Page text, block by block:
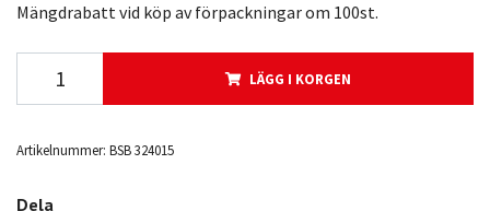
Mängdrabatt vid köp av förpackningar om 100st.
LÄGG I KORGEN
Artikelnummer: BSB 324015
Dela